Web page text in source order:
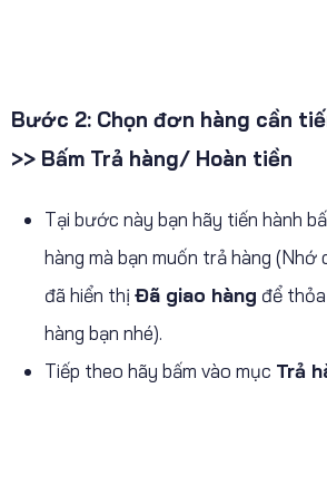
Bước 2: Chọn đơn hàng cần
>> Bấm Trả hàng/ Hoàn tiền
Tại bước này bạn hãy tiến hành
hàng mà bạn muốn trả hàng (Nhớ
đã hiển thị Đã giao hàng để
hàng bạn nhé).
Tiếp theo hãy bấm vào mục Trả